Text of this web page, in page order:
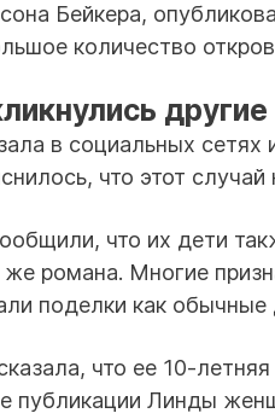
Бейкера,
количество
в социальных сетях
что этот
что их дети
же романа. Многие
поделки как обычные
что ее 10-
Линды